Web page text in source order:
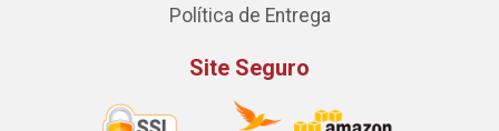
Política de Entrega
Site Seguro